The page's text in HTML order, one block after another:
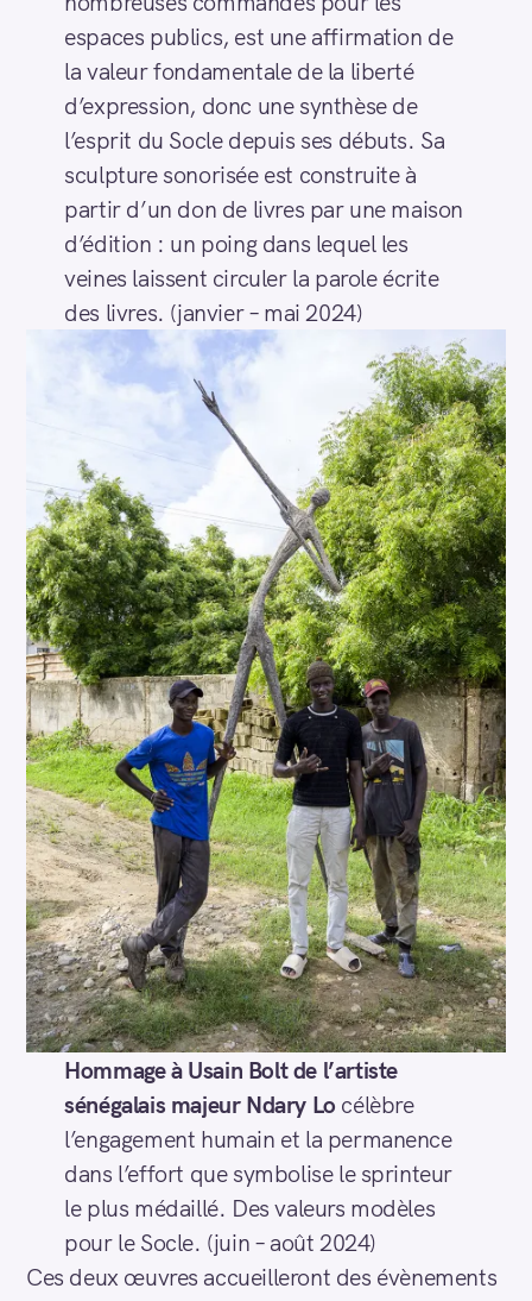
espaces publics, est une affirmation de
la valeur fondamentale de la liberté
d’expression, donc une synthèse de
l’esprit du Socle depuis ses débuts. Sa
sculpture sonorisée est construite à
partir d’un don de livres par une maison
d’édition : un poing dans lequel les
veines laissent circuler la parole écrite
des livres. (janvier – mai 2024)
Hommage à Usain Bolt de l’artiste
sénégalais majeur Ndary Lo célèbre
l’engagement humain et la permanence
dans l’effort que symbolise le sprinteur
le plus médaillé. Des valeurs modèles
pour le Socle. (juin – août 2024)
Ces deux œuvres accueilleront des évènements